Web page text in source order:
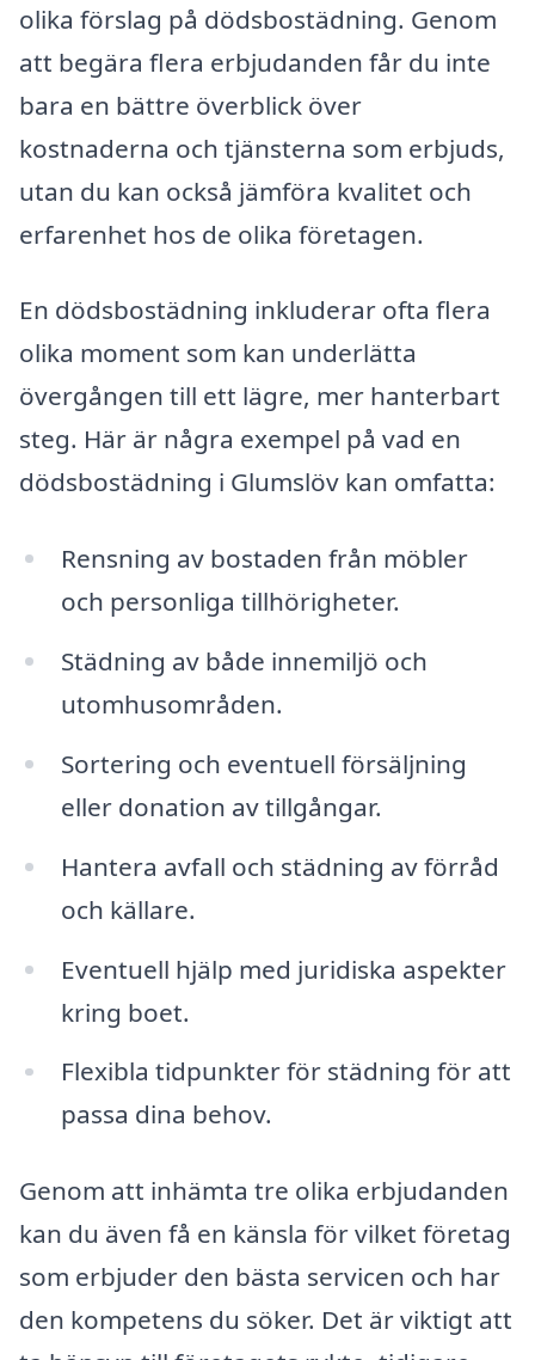
olika för­slag på dödsbostädning. Genom
att begära flera erbjudanden får du inte
bara en bättre överblick över
kostnaderna och tjänsterna som erbjuds,
utan du kan också jämföra kvalitet och
erfarenhet hos de olika företagen.
En dödsbostädning inkluderar ofta flera
olika moment som kan underlätta
övergången till ett lägre, mer hanterbart
steg. Här är några exempel på vad en
dödsbostädning i Glumslöv kan omfatta:
Rensning av bostaden från möbler
och personliga tillhörigheter.
Städning av både innemiljö och
utomhusområden.
Sortering och eventuell försäljning
eller donation av tillgångar.
Hantera avfall och städning av förråd
och källare.
Eventuell hjälp med juridiska aspekter
kring boet.
Flexibla tidpunkter för städning för att
passa dina behov.
Genom att in­hämta tre olika erbjudanden
kan du även få en känsla för vilket företag
som erbjuder den bästa servicen och har
den kompetens du söker. Det är viktigt att